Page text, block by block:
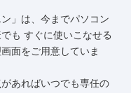
」は、今までパソコン
も すぐに使いこなせる
面をご用意していま
あればいつでも専任の